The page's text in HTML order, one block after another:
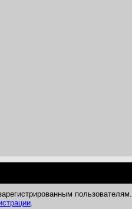
пользователям.
.